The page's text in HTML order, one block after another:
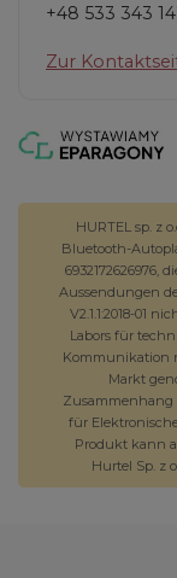
+48 533 343
Zur
HURTEL sp. z
Bluetooth-
Aussendungen
V2.1.1:2018-01
Labors für
Kommunikation
Markt
Zusammenhang
für
Produkt kann
Hurtel Sp. z